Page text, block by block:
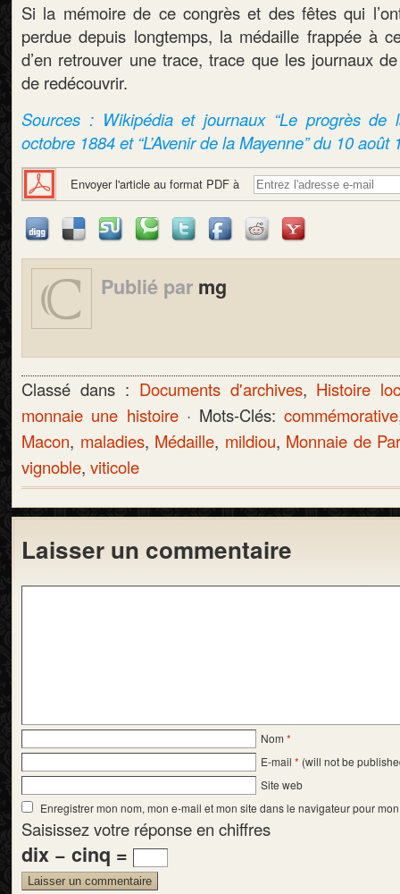
Si la mémoire de ce congrès et des fêtes qui
perdue depuis longtemps, la médaille frappée à
d’en retrouver une trace, trace que les journaux
de redécouvrir.
Sources : Wikipédia et journaux “Le progrès de
octobre 1884 et “L’Avenir de la Mayenne” du 10 août
Envoyer l'article au format PDF à
Publié par mg
Classé dans : Documents d'archives, Histoire
monnaie une histoire· Mots-Clés:commémorative
Macon, maladies, Médaille, mildiou, Monnaie de
vignoble, viticole
Laisser un commentaire
Nom *
E-mail * (will not be
Site web
Enregistrer mon nom, mon e-mail et mon site dans le navigateur pour
Saisissez votre réponse en chiffres
dix − cinq =